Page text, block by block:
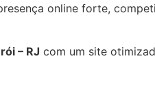
online forte,
– RJ com um site